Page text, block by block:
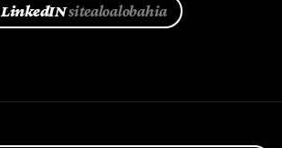
LinkedINsitealoalobahia